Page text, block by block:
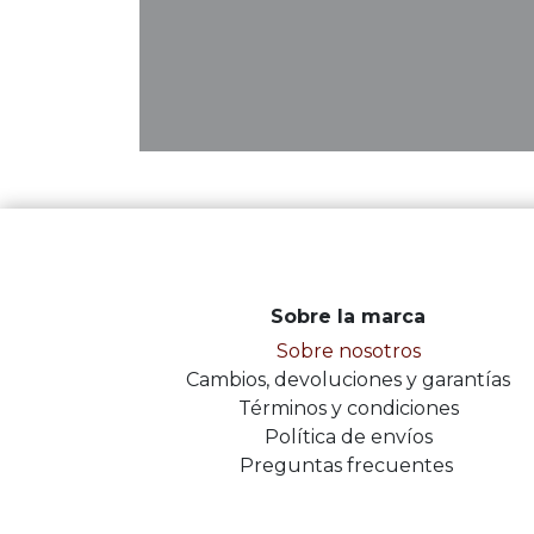
Sobre la marca
Sobre nosotros
Cambios, devoluciones y garantías
Términos y condiciones
Política de envíos
Preguntas frecuentes